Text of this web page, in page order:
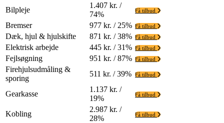
Bilpleje
1.407 kr. /
74%
Få tilbud
Bremser 977 kr. / 25% Få tilbud
Dæk, hjul & hjulskifte 871 kr. / 38% Få tilbud
Elektrisk arbejde 445 kr. / 31% Få tilbud
Fejlsøgning 951 kr. / 87% Få tilbud
Firehjulsudmåling &
sporing
511 kr. / 39% Få tilbud
Gearkasse
1.137 kr. /
19%
Få tilbud
Kobling
2.987 kr. /
28%
Få tilbud